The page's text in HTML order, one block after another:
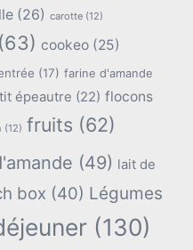
(26) carotte (12)
(63) cookeo (25)
(17) farine d'amande
épeautre (22) flocons
(12) fruits (62)
(49) lait de
box (40) Légumes
(130)